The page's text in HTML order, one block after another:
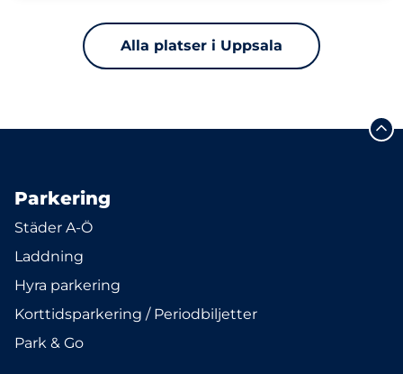
Alla platser i Uppsala
Parkering
Städer A-Ö
Laddning
Hyra parkering
Korttidsparkering / Periodbiljetter
Park & Go